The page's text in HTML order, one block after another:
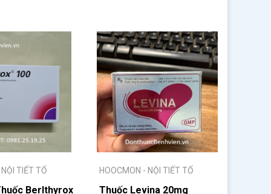
TIẾT TỐ
Berlthyrox
HOOCMON - NỘI TIẾT TỐ
Thuốc Levina 20mg